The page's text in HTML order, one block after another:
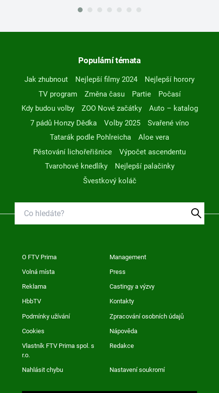
Populární témata
Jak zhubnout Nejlepší filmy 2024
Nejlepší horory
TV program
Změna času Partie
Počasí
Kdy budou volby
ZOO Nové začátky
Auto – katalog
7 pádů Honzy Dědka
Volby 2025
Svařené víno
Tatarák podle Pohlreicha
Aloe vera
Pěstování lichořeřišnice
Výpočet ascendentu
Tvarohové knedlíky
Nejlepší palačinky
Švestkový koláč
O FTV Prima Management
Volná místa Press
Reklama Castingy a výzvy
HbbTV Kontakty
Podmínky užívání Zpracování osobních údajů
Cookies Nápověda
Vlastník FTV Prima spol. s
r.o.
Redakce
Nahlásit chybu Nastavení soukromí